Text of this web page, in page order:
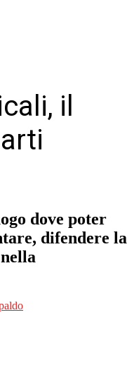
il
dove poter
difendere la